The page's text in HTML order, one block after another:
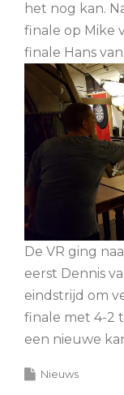
het nog kan.
finale op Mike
finale Hans
De VR ging
eerst Dennis
eindstrijd om
finale met 4-2
een nieuwe
Nieuws